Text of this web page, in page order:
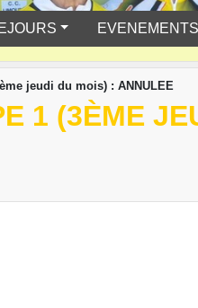
jeudi du mois) : ANNULEE
1 (3ÈME